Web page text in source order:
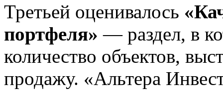
Третьей оценивалось
портфеля» — раздел, в
количество объектов,
продажу. «Альтера